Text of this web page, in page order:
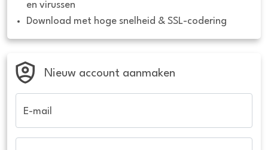
en virussen
Download met hoge snelheid & SSL-codering
Nieuw account aanmaken
E-mail